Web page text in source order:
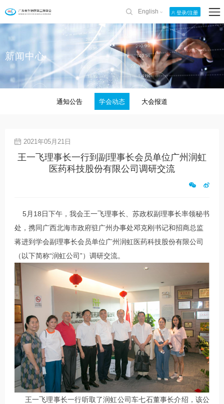
English 登录/注册
新闻中心
通知公告 学会动态 大会报道
2021年05月21日
王一飞理事长一行到副理事长会员单位广州润虹
医药科技股份有限公司调研交流
5月18日下午，我会王一飞理事长、苏政权副理事长率领秘书
处，携同广西北海市政府驻广州办事处邓克刚书记和招商总监
蒋进到学会副理事长会员单位广州润虹医药科技股份有限公司
（以下简称“润虹公司”）调研交流。
王一飞理事长一行听取了润虹公司车七石董事长介绍，该公